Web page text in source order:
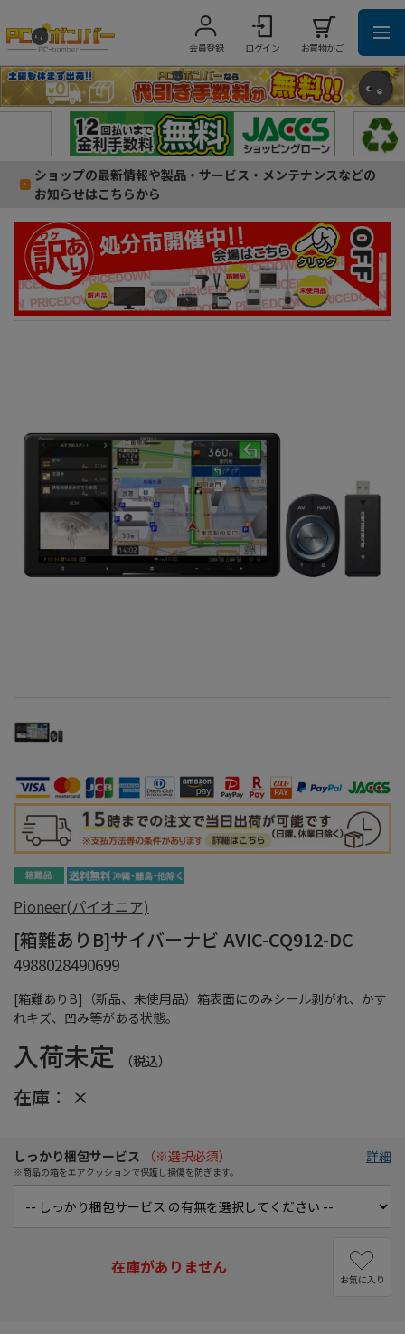
会員登録 ログイン お買物かご
ショップの最新情報や製品・サービス・メンテナンスなどの
お知らせはこちらから
[箱難ありB]（新品、未使用品）箱表面にのみシール剥がれ、かす
れキズ、凹み等がある状態。
Pioneer(パイオニア)
[箱難ありB]サイバーナビ AVIC-CQ912-DC
4988028490699
入荷未定 （税込）
在庫： ×
しっかり梱包サービス （※選択必須）
※商品の箱をエアクッションで保護し損傷を防ぎます。
詳細
在庫がありません
お気に入り